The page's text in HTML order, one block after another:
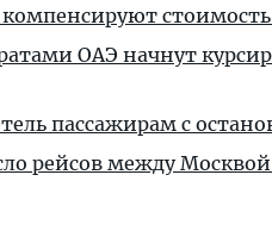
ОАЭ начнут
пассажирам с
рейсов между